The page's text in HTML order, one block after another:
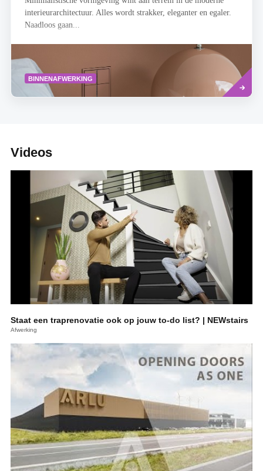
interieurarchitectuur. Alles wordt strakker, eleganter en egaler.
Naadloos gaan...
BINNENAFWERKING
Lees
meer
Videos
Staat een traprenovatie ook op jouw to-do list? | NEWstairs
Afwerking